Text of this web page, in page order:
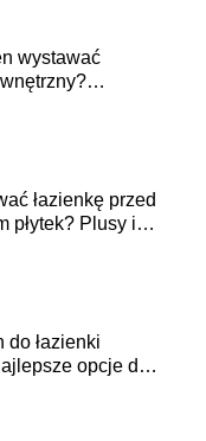
wystawać
łazienkę przed
płytek? Plusy i
do łazienki
opcje do